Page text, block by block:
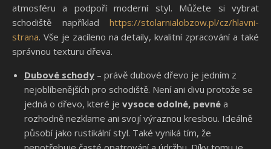
atmosféru a podpoří moderní styl. Můžete si vybrat
schodiště například https://stolarnialobzow.pl/cz/hlavni-
strana. Vše je zacíleno na detaily, kvalitní zpracování a také
správnou texturu dřeva.
Dubové schody – právě dubové dřevo je jedním z
nejoblíbenějších pro schodiště. Není ani divu protože se
jedná o dřevo, které je vysoce odolné, pevné a
rozhodně nezklame ani svojí výraznou kresbou. Ideálně
působí jako rustikální styl. Také vyniká tím, že